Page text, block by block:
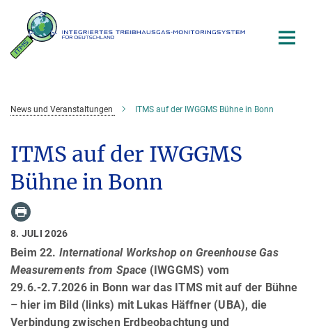
Hauptinhalt
News und Veranstaltungen ITMS auf der IWGGMS Bühne in Bonn
ITMS auf der IWGGMS
Bühne in Bonn
8. JULI 2026
Beim 22. International Workshop on Greenhouse Gas
Measurements from Space (IWGGMS) vom
29.6.-2.7.2026 in Bonn war das ITMS mit auf der Bühne
– hier im Bild (links) mit Lukas Häffner (UBA), die
Verbindung zwischen Erdbeobachtung und